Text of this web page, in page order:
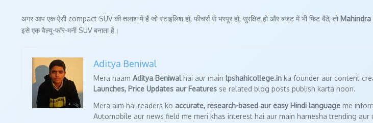
अगर आप एक ऐसी compact SUV की तलाश में हैं जो स्टाइलिश हो, फीचर्स से भरपूर हो, सुरक्षित हो और बजट में भी फिट बैठे, तो Mahindra
इसे एक वैल्यू-फॉर-मनी SUV बनाता है।
Aditya Beniwal
Mera naam Aditya Beniwalhai aur main lpshahicollege.in ka founder aur content
Launches, Price Updates aur Features se related blog posts publish karta hoon.
Mera aim hai readers ko accurate, research-based aur easy Hindi language me
Automobile aur news field me meri khas interest hai aur main hamesha trending